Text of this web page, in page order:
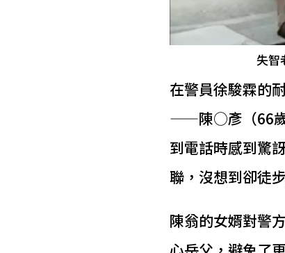
失智
在警員徐駿霖的
——陳○彥（66歲
到電話時感到驚
聯，沒想到卻徒
陳翁的女婿對警